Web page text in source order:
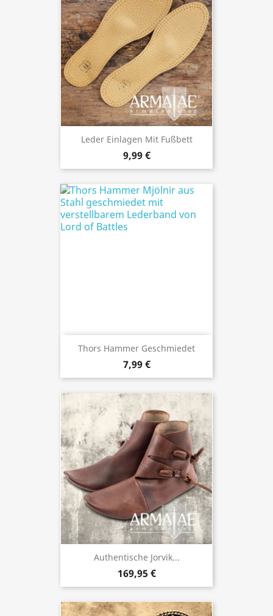
Leder Einlagen Mit Fußbett
9,99 €
Thors Hammer Geschmiedet
7,99 €
Authentische Jorvik...
169,95 €